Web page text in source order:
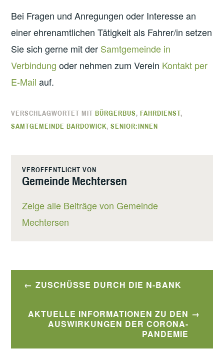
Bei Fragen und Anregungen oder Interesse an
einer ehrenamtlichen Tätigkeit als Fahrer/in setzen
Sie sich gerne mit der Samtgemeinde in
Verbindung oder nehmen zum Verein Kontakt per
E-Mail auf.
VERSCHLAGWORTET MITBÜRGERBUS,FAHRDIENST,
SAMTGEMEINDE BARDOWICK,SENIOR:INNEN
VERÖFFENTLICHT VON
Gemeinde Mechtersen
Zeige alle Beiträge von Gemeinde
Mechtersen
Beitragsnavigation
ZUSCHÜSSE DURCH DIE N-BANK
AKTUELLE INFORMATIONEN ZU DEN
AUSWIRKUNGEN DER CORONA-
PANDEMIE